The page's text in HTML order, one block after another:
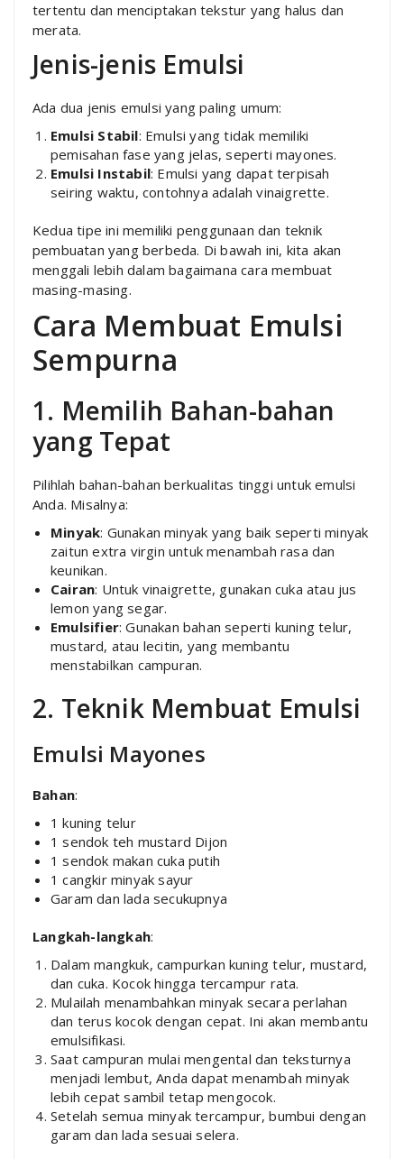
tertentu dan menciptakan tekstur yang halus dan
merata.
Jenis-jenis Emulsi
Ada dua jenis emulsi yang paling umum:
Emulsi Stabil: Emulsi yang tidak memiliki
pemisahan fase yang jelas, seperti mayones.
Emulsi Instabil: Emulsi yang dapat terpisah
seiring waktu, contohnya adalah vinaigrette.
Kedua tipe ini memiliki penggunaan dan teknik
pembuatan yang berbeda. Di bawah ini, kita akan
menggali lebih dalam bagaimana cara membuat
masing-masing.
Cara Membuat Emulsi
Sempurna
1. Memilih Bahan-bahan
yang Tepat
Pilihlah bahan-bahan berkualitas tinggi untuk emulsi
Anda. Misalnya:
Minyak: Gunakan minyak yang baik seperti minyak
zaitun extra virgin untuk menambah rasa dan
keunikan.
Cairan: Untuk vinaigrette, gunakan cuka atau jus
lemon yang segar.
Emulsifier: Gunakan bahan seperti kuning telur,
mustard, atau lecitin, yang membantu
menstabilkan campuran.
2. Teknik Membuat Emulsi
Emulsi Mayones
Bahan:
1 kuning telur
1 sendok teh mustard Dijon
1 sendok makan cuka putih
1 cangkir minyak sayur
Garam dan lada secukupnya
Langkah-langkah:
Dalam mangkuk, campurkan kuning telur, mustard,
dan cuka. Kocok hingga tercampur rata.
Mulailah menambahkan minyak secara perlahan
dan terus kocok dengan cepat. Ini akan membantu
emulsifikasi.
Saat campuran mulai mengental dan teksturnya
menjadi lembut, Anda dapat menambah minyak
lebih cepat sambil tetap mengocok.
Setelah semua minyak tercampur, bumbui dengan
garam dan lada sesuai selera.